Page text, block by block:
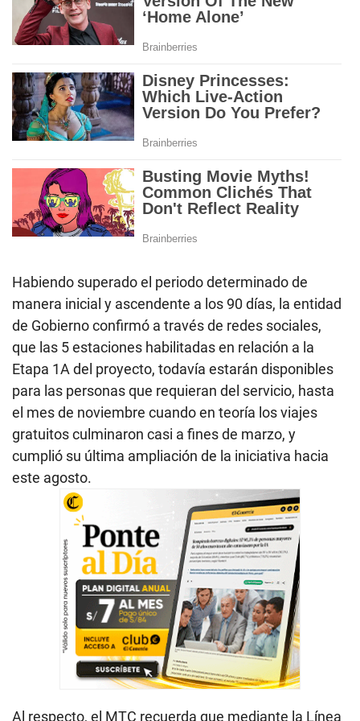
Habiendo superado el periodo determinado de
manera inicial y ascendente a los 90 días, la entidad
de Gobierno confirmó a través de redes sociales,
que las 5 estaciones habilitadas en relación a la
Etapa 1A del proyecto, todavía estarán disponibles
para las personas que requieran del servicio, hasta
el mes de noviembre cuando en teoría los viajes
gratuitos culminaron casi a fines de marzo, y
cumplió su última ampliación de la iniciativa hacia
este agosto.
Al respecto, el MTC recuerda que mediante la Línea